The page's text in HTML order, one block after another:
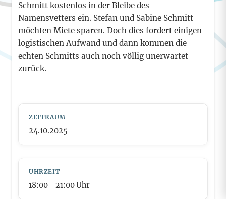
Schmitt kostenlos in der Bleibe des
Namensvetters ein. Stefan und Sabine Schmitt
möchten Miete sparen. Doch dies fordert einigen
logistischen Aufwand und dann kommen die
echten Schmitts auch noch völlig unerwartet
zurück.
ZEITRAUM
24.10.2025
UHRZEIT
18:00 - 21:00Uhr